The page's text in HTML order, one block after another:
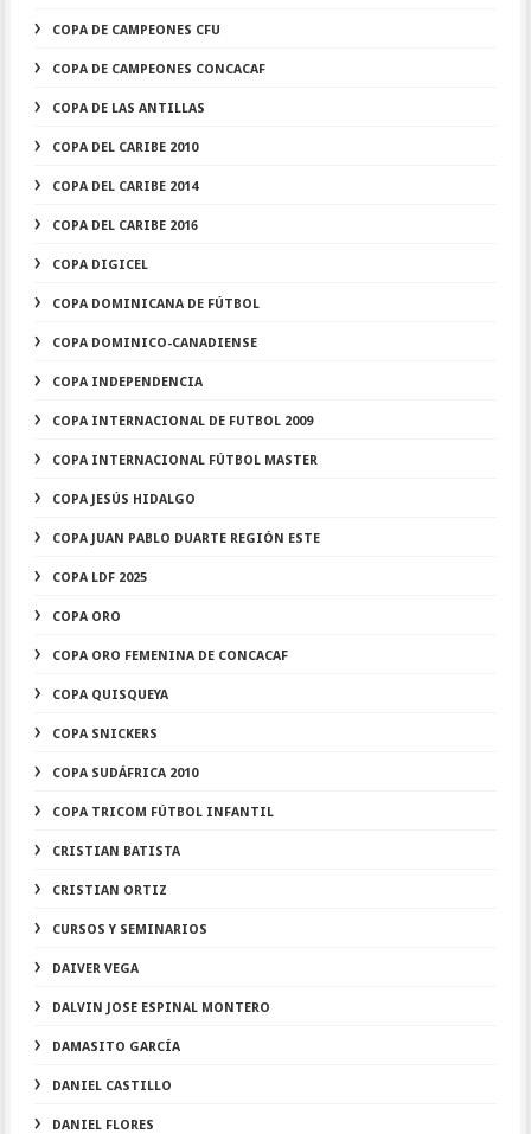
COPA DE CAMPEONES CFU
COPA DE CAMPEONES CONCACAF
COPA DE LAS ANTILLAS
COPA DEL CARIBE 2010
COPA DEL CARIBE 2014
COPA DEL CARIBE 2016
COPA DIGICEL
COPA DOMINICANA DE FÚTBOL
COPA DOMINICO-CANADIENSE
COPA INDEPENDENCIA
COPA INTERNACIONAL DE FUTBOL 2009
COPA INTERNACIONAL FÚTBOL MASTER
COPA JESÚS HIDALGO
COPA JUAN PABLO DUARTE REGIÓN ESTE
COPA LDF 2025
COPA ORO
COPA ORO FEMENINA DE CONCACAF
COPA QUISQUEYA
COPA SNICKERS
COPA SUDÁFRICA 2010
COPA TRICOM FÚTBOL INFANTIL
CRISTIAN BATISTA
CRISTIAN ORTIZ
CURSOS Y SEMINARIOS
DAIVER VEGA
DALVIN JOSE ESPINAL MONTERO
DAMASITO GARCÍA
DANIEL CASTILLO
DANIEL FLORES